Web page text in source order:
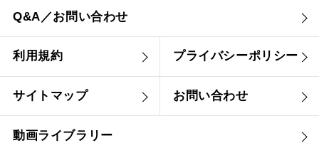
Q&A／お問い合わせ
利用規約 プライバシーポリシー
サイトマップ お問い合わせ
動画ライブラリー